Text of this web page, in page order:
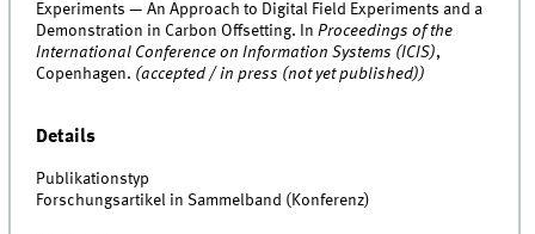
Experiments — An Approach to Digital Field Experiments and a
Demonstration in Carbon Offsetting. InProceedings of the
International Conference on Information Systems (ICIS),
Copenhagen. (accepted / in press (not yet published))
Details
Publikationstyp
Forschungsartikel in Sammelband (Konferenz)